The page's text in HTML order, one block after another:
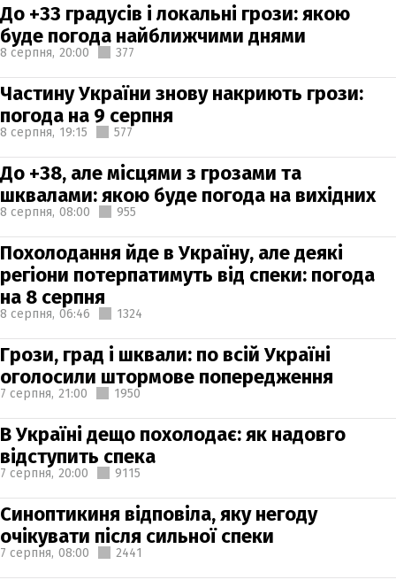
До +33 градусів і локальні грози: якою
буде погода найближчими днями
8 серпня, 20:00 377
Частину України знову накриють грози:
погода на 9 серпня
8 серпня, 19:15 577
До +38, але місцями з грозами та
шквалами: якою буде погода на вихідних
8 серпня, 08:00 955
Похолодання йде в Україну, але деякі
регіони потерпатимуть від спеки: погода
на 8 серпня
8 серпня, 06:46 1324
Грози, град і шквали: по всій Україні
оголосили штормове попередження
7 серпня, 21:00 1950
В Україні дещо похолодає: як надовго
відступить спека
7 серпня, 20:00 9115
Синоптикиня відповіла, яку негоду
очікувати після сильної спеки
7 серпня, 08:00 2441